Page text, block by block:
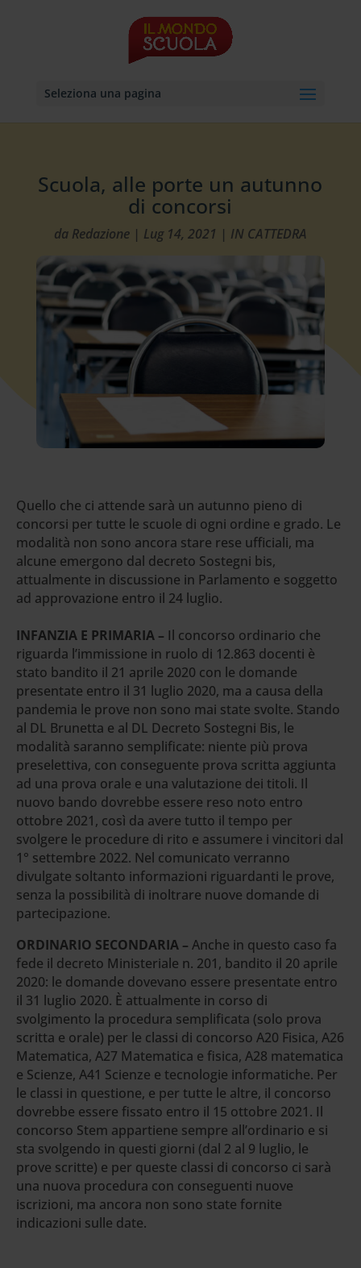
Seleziona una pagina
Scuola, alle porte un autunno
di concorsi
da Redazione| Lug 14, 2021 | IN CATTEDRA
Quello che ci attende sarà un autunno pieno di
concorsi per tutte le scuole di ogni ordine e grado. Le
modalità non sono ancora stare rese ufficiali, ma
alcune emergono dal decreto Sostegni bis,
attualmente in discussione in Parlamento e soggetto
ad approvazione entro il 24 luglio.
INFANZIA E PRIMARIA – Il concorso ordinario che
riguarda l’immissione in ruolo di 12.863 docenti è
stato bandito il 21 aprile 2020 con le domande
presentate entro il 31 luglio 2020, ma a causa della
pandemia le prove non sono mai state svolte. Stando
al DL Brunetta e al DL Decreto Sostegni Bis, le
modalità saranno semplificate: niente più prova
preselettiva, con conseguente prova scritta aggiunta
ad una prova orale e una valutazione dei titoli. Il
nuovo bando dovrebbe essere reso noto entro
ottobre 2021, così da avere tutto il tempo per
svolgere le procedure di rito e assumere i vincitori dal
1° settembre 2022. Nel comunicato verranno
divulgate soltanto informazioni riguardanti le prove,
senza la possibilità di inoltrare nuove domande di
partecipazione.
ORDINARIO SECONDARIA – Anche in questo caso fa
fede il decreto Ministeriale n. 201, bandito il 20 aprile
2020: le domande dovevano essere presentate entro
il 31 luglio 2020. È attualmente in corso di
svolgimento la procedura semplificata (solo prova
scritta e orale) per le classi di concorso A20 Fisica, A26
Matematica, A27 Matematica e fisica, A28 matematica
e Scienze, A41 Scienze e tecnologie informatiche. Per
le classi in questione, e per tutte le altre, il concorso
dovrebbe essere fissato entro il 15 ottobre 2021. Il
concorso Stem appartiene sempre all’ordinario e si
sta svolgendo in questi giorni (dal 2 al 9 luglio, le
prove scritte) e per queste classi di concorso ci sarà
una nuova procedura con conseguenti nuove
iscrizioni, ma ancora non sono state fornite
indicazioni sulle date.